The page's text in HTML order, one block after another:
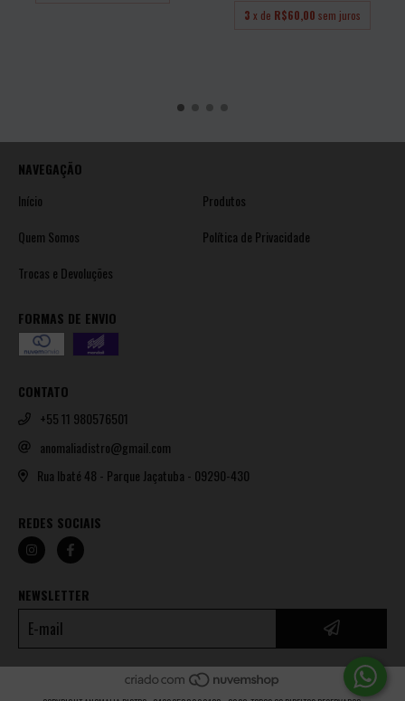
3 x de R$60,00 sem juros
NAVEGAÇÃO
Início
Produtos
Quem Somos
Política de Privacidade
Trocas e Devoluções
FORMAS DE ENVIO
CONTATO
+55 11 980576501
anomaliadistro@gmail.com
Rua Ibaté 48 - Parque Jaçatuba - 09290-430
REDES SOCIAIS
NEWSLETTER